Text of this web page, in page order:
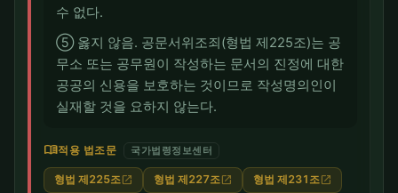
수 없다.
⑤ 옳지 않음. 공문서위조죄(형법 제225조)는 공
무소 또는 공무원이 작성하는 문서의 진정에 대한
공공의 신용을 보호하는 것이므로 작성명의인이
실재할 것을 요하지 않는다.
menu_book적용 법조문 국가법령정보센터
형법 제225조 open_in_new 형법 제227조 open_in_new 형법 제231조 open_in_new